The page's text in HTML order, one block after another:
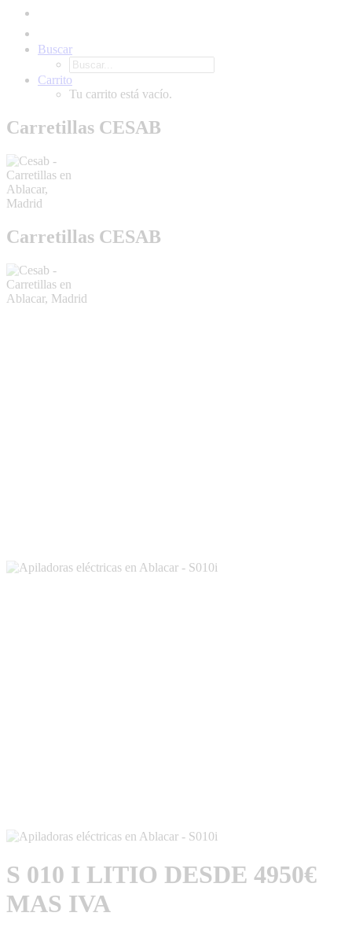
Buscar
Carrito
Tu carrito está vacío.
Carretillas CESAB
Carretillas CESAB
S 010 I LITIO DESDE 4950€
MAS IVA